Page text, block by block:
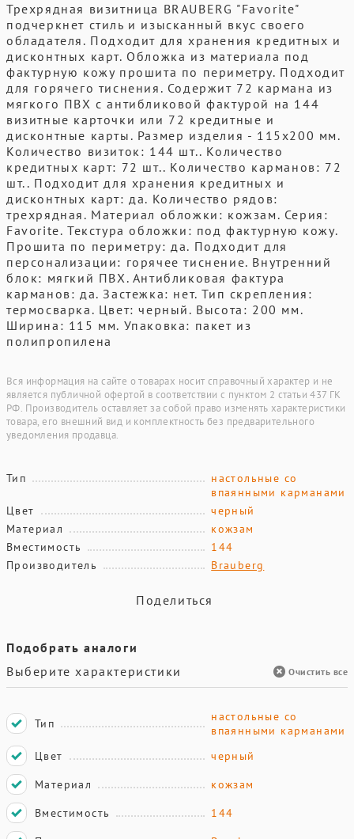
Трехрядная визитница BRAUBERG "Favorite"
подчеркнет стиль и изысканный вкус своего
обладателя. Подходит для хранения кредитных и
дисконтных карт. Обложка из материала под
фактурную кожу прошита по периметру. Подходит
для горячего тиснения. Содержит 72 кармана из
мягкого ПВХ с антибликовой фактурой на 144
визитные карточки или 72 кредитные и
дисконтные карты. Размер изделия - 115х200 мм.
Количество визиток: 144 шт.. Количество
кредитных карт: 72 шт.. Количество карманов: 72
шт.. Подходит для хранения кредитных и
дисконтных карт: да. Количество рядов:
трехрядная. Материал обложки: кожзам. Серия:
Favorite. Текстура обложки: под фактурную кожу.
Прошита по периметру: да. Подходит для
персонализации: горячее тиснение. Внутренний
блок: мягкий ПВХ. Антибликовая фактура
карманов: да. Застежка: нет. Тип скрепления:
термосварка. Цвет: черный. Высота: 200 мм.
Ширина: 115 мм. Упаковка: пакет из
полипропилена
Вся информация на сайте о товарах носит справочный характер и не
является публичной офертой в соответствии с пунктом 2 статьи 437 ГК
РФ. Производитель оставляет за собой право изменять характеристики
товара, его внешний вид и комплектность без предварительного
уведомления продавца.
Тип
настольные со
впаянными карманами
Цвет
черный
Материал
кожзам
Вместимость
144
Производитель
Brauberg
Поделиться
Подобрать аналоги
Выберите характеристики
Очистить все
Тип
настольные со
впаянными карманами
Цвет
черный
Материал
кожзам
Вместимость
144